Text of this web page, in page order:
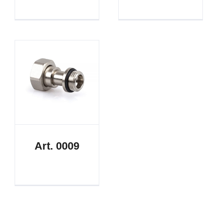
Art. 0009